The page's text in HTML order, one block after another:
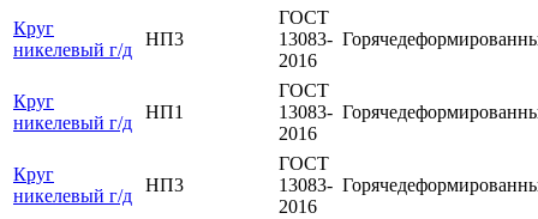
Круг
никелевый г/д
НП3
ГОСТ
13083-
2016
Круг
никелевый г/д
НП1
ГОСТ
13083-
2016
Круг
никелевый г/д
НП3
ГОСТ
13083-
2016